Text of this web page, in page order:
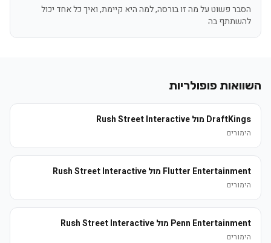
הסבר פשוט על מה זו בורסה, למה היא קיימת, ואיך כל אחד יכול
להשתתף בה
השוואות פופולריות
DraftKings מול Rush Street Interactive
הימורים
Flutter Entertainment מול Rush Street Interactive
הימורים
Penn Entertainment מול Rush Street Interactive
הימורים